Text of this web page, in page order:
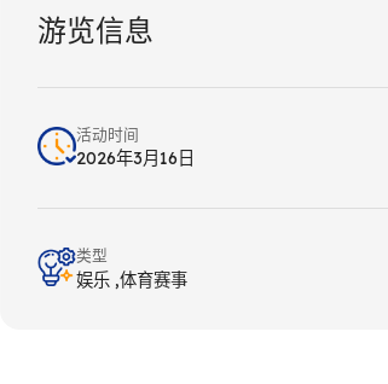
游览信息
活动时间
2026年3月16日
类型
娱乐 体育赛事